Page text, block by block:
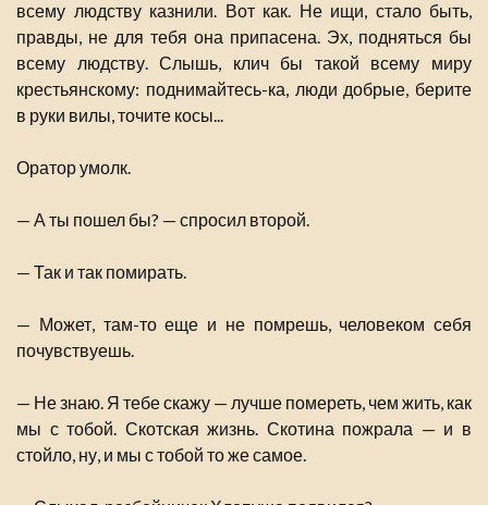
всему людству казнили. Вот как. Не ищи, стало быть,
правды, не для тебя она припасена. Эх, подняться бы
всему людству. Слышь, клич бы такой всему миру
крестьянскому: поднимайтесь-ка, люди добрые, берите
в руки вилы, точите косы...
Оратор умолк.
— А ты пошел бы? — спросил второй.
— Так и так помирать.
— Может, там-то еще и не помрешь, человеком себя
почувствуешь.
— Не знаю. Я тебе скажу — лучше помереть, чем жить, как
мы с тобой. Скотская жизнь. Скотина пожрала — и в
стойло, ну, и мы с тобой то же самое.